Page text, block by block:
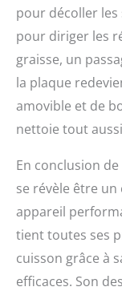
pour décoller les
pour diriger les
graisse, un
la plaque
amovible et de
nettoie tout
En conclusion
se révèle être
appareil
tient toutes ses
cuisson grâce à
efficaces. Son